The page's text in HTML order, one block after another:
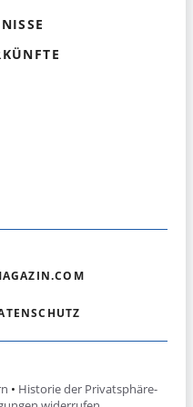
• Historie der Privatsphäre-